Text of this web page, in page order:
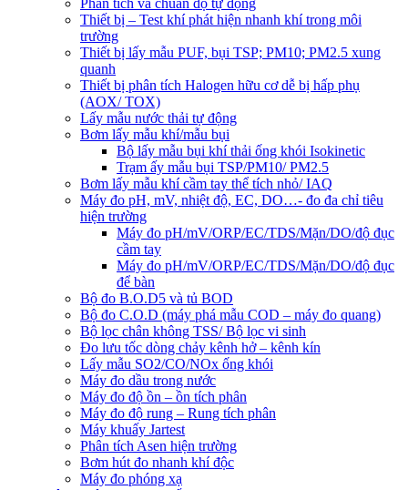
Thiết bị – Test khí phát hiện nhanh khí trong môi
trường
Thiết bị lấy mẫu PUF, bụi TSP; PM10; PM2.5 xung
quanh
Thiết bị phân tích Halogen hữu cơ dễ bị hấp phụ
(AOX/ TOX)
Lấy mẫu nước thải tự động
Bơm lấy mẫu khí/mẫu bụi
Bộ lấy mẫu bụi khí thải ống khói Isokinetic
Trạm ấy mẫu bụi TSP/PM10/ PM2.5
Bơm lấy mẫu khí cầm tay thể tích nhỏ/ IAQ
Máy đo pH, mV, nhiệt độ, EC, DO…- đo đa chỉ tiêu
hiện trường
Máy đo pH/mV/ORP/EC/TDS/Mặn/DO/độ đục
cầm tay
Máy đo pH/mV/ORP/EC/TDS/Mặn/DO/độ đục
để bàn
Bộ đo B.O.D5 và tủ BOD
Bộ đo C.O.D (máy phá mẫu COD – máy đo quang)
Bộ lọc chân không TSS/ Bộ lọc vi sinh
Đo lưu tốc dòng chảy kênh hở – kênh kín
Lấy mẫu SO2/CO/NOx ống khói
Máy đo dầu trong nước
Máy đo độ ồn – ồn tích phân
Máy đo độ rung – Rung tích phân
Máy khuấy Jartest
Phân tích Asen hiện trường
Bơm hút đo nhanh khí độc
Máy đo phóng xạ